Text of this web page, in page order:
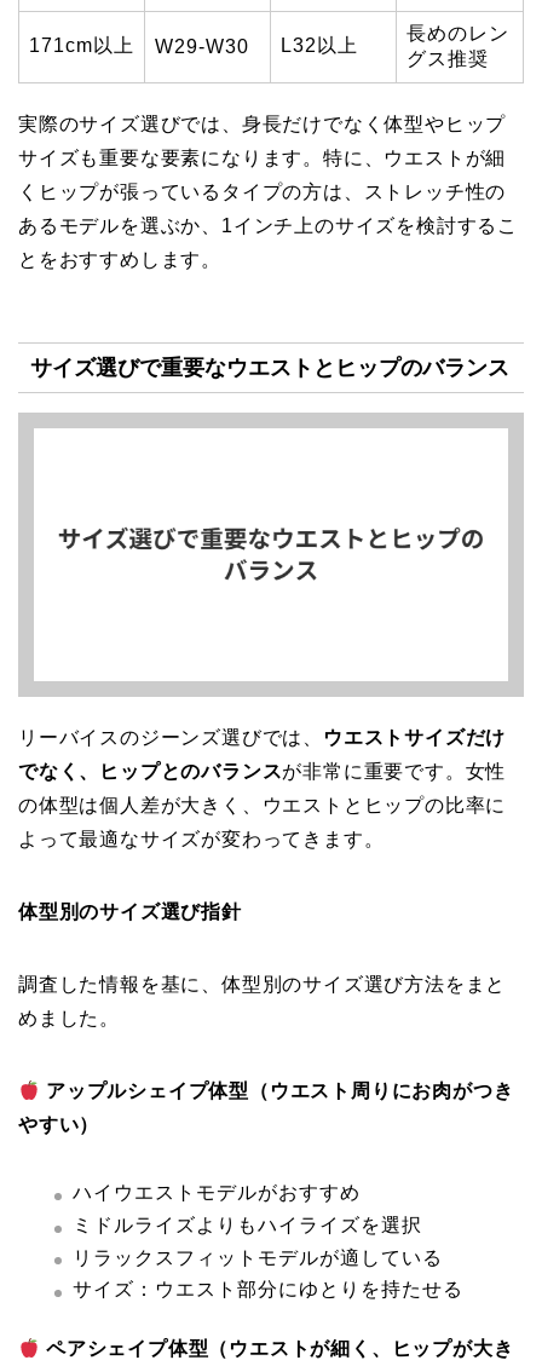
171cm以上 W29-W30 L32以上
長めのレン
グス推奨
実際のサイズ選びでは、身長だけでなく体型やヒップ
サイズも重要な要素になります。特に、ウエストが細
くヒップが張っているタイプの方は、ストレッチ性の
あるモデルを選ぶか、1インチ上のサイズを検討するこ
とをおすすめします。
サイズ選びで重要なウエストとヒップのバランス
リーバイスのジーンズ選びでは、
ウエストサイズだけ
でなく、ヒップとのバランスが非常に重要です。女性
の体型は個人差が大きく、ウエストとヒップの比率に
よって最適なサイズが変わってきます。
体型別のサイズ選び指針
調査した情報を基に、体型別のサイズ選び方法をまと
めました。
アップルシェイプ体型（ウエスト周りにお肉がつき
やすい）
ハイウエストモデルがおすすめ
ミドルライズよりもハイライズを選択
リラックスフィットモデルが適している
サイズ：ウエスト部分にゆとりを持たせる
ペアシェイプ体型（ウエストが細く、ヒップが大き